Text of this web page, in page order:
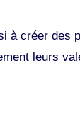
à créer des
leurs